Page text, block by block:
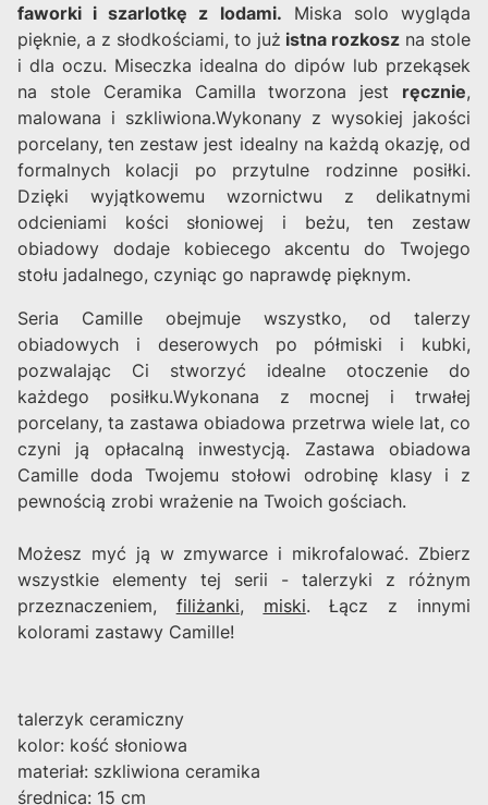
faworki i szarlotkę z lodami. Miska solo wygląda
pięknie, a z słodkościami, to już istna rozkosz na stole
i dla oczu. Miseczka idealna do dipów lub przekąsek
na stole Ceramika Camilla tworzona jest ręcznie,
malowana i szkliwiona.Wykonany z wysokiej jakości
porcelany, ten zestaw jest idealny na każdą okazję, od
formalnych kolacji po przytulne rodzinne posiłki.
Dzięki wyjątkowemu wzornictwu z delikatnymi
odcieniami kości słoniowej i beżu, ten zestaw
obiadowy dodaje kobiecego akcentu do Twojego
stołu jadalnego, czyniąc go naprawdę pięknym.
Seria Camille obejmuje wszystko, od talerzy
obiadowych i deserowych po półmiski i kubki,
pozwalając Ci stworzyć idealne otoczenie do
każdego posiłku.Wykonana z mocnej i trwałej
porcelany, ta zastawa obiadowa przetrwa wiele lat, co
czyni ją opłacalną inwestycją. Zastawa obiadowa
Camille doda Twojemu stołowi odrobinę klasy i z
pewnością zrobi wrażenie na Twoich gościach.
Możesz myć ją w zmywarce i mikrofalować. Zbierz
wszystkie elementy tej serii - talerzyki z różnym
przeznaczeniem, filiżanki, miski. Łącz z innymi
kolorami zastawy Camille!
talerzyk ceramiczny
kolor: kość słoniowa
materiał: szkliwiona ceramika
średnica: 15 cm